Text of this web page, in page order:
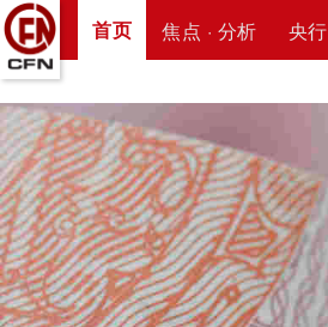
首页 焦点 · 分析 央行